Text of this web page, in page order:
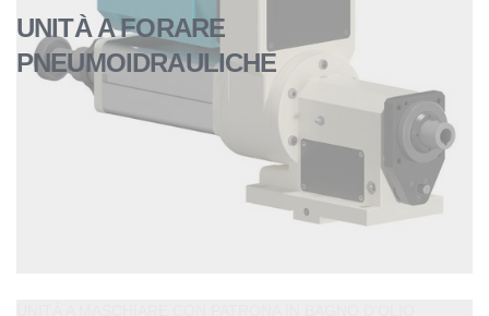
UNITÀ A FORARE
PNEUMOIDRAULICHE